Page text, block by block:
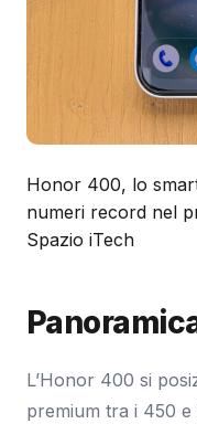
Honor 400, lo
numeri record nel
Spazio iTech
L’Honor 400 si
premium tra i 450